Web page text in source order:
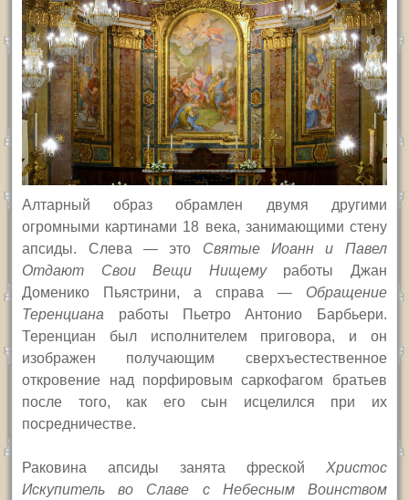
Алтарный образ обрамлен двумя другими
огромными картинами 18 века, занимающими стену
апсиды. Слева — это Святые Иоанн и Павел
Отдают Свои Вещи Нищемуработы Джан
Доменико Пьястрини, а справа — Обращение
Теренциана работы Пьетро Антонио Барбьери.
Теренциан был исполнителем приговора, и он
изображен получающим сверхъестественное
откровение над порфировым саркофагом братьев
после того, как его сын исцелился при их
посредничестве.
Раковина апсиды занята фреской Христос
Искупитель во Славе с Небесным Воинством